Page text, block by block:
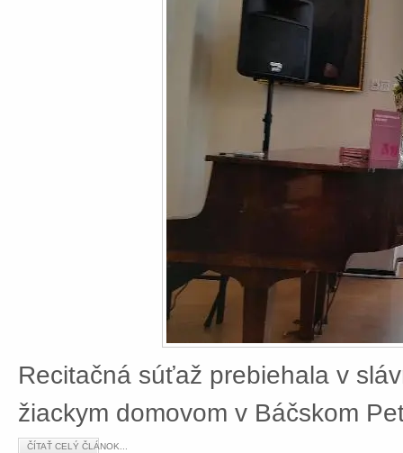
Recitačná súťaž prebiehala v
žiackym domovom v Báčskom
ČÍTAŤ CELÝ ČLÁNOK...